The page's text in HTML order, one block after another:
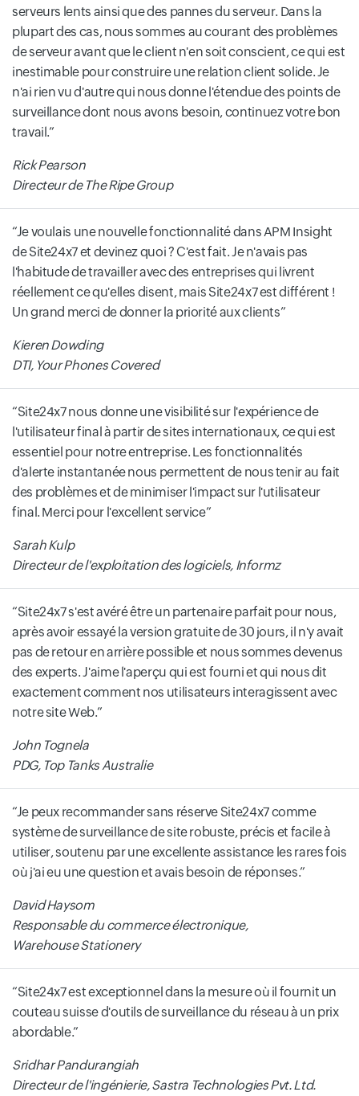
serveurs lents ainsi que des pannes du serveur. Dans la
plupart des cas, nous sommes au courant des problèmes
de serveur avant que le client n'en soit conscient, ce qui est
inestimable pour construire une relation client solide. Je
n'ai rien vu d'autre qui nous donne l'étendue des points de
surveillance dont nous avons besoin, continuez votre bon
travail.
Rick Pearson
Directeur de The Ripe Group
Je voulais une nouvelle fonctionnalité dans APM Insight
de Site24x7 et devinez quoi ? C'est fait. Je n'avais pas
l'habitude de travailler avec des entreprises qui livrent
réellement ce qu'elles disent, mais Site24x7 est différent !
Un grand merci de donner la priorité aux clients
Kieren Dowding
DTI, Your Phones Covered
Site24x7 nous donne une visibilité sur l'expérience de
l'utilisateur final à partir de sites internationaux, ce qui est
essentiel pour notre entreprise. Les fonctionnalités
d'alerte instantanée nous permettent de nous tenir au fait
des problèmes et de minimiser l'impact sur l'utilisateur
final. Merci pour l'excellent service
Sarah Kulp
Directeur de l'exploitation des logiciels, Informz
Site24x7 s'est avéré être un partenaire parfait pour nous,
après avoir essayé la version gratuite de 30 jours, il n'y avait
pas de retour en arrière possible et nous sommes devenus
des experts. J'aime l'aperçu qui est fourni et qui nous dit
exactement comment nos utilisateurs interagissent avec
notre site Web.
John Tognela
PDG, Top Tanks Australie
Je peux recommander sans réserve Site24x7 comme
système de surveillance de site robuste, précis et facile à
utiliser, soutenu par une excellente assistance les rares fois
où j'ai eu une question et avais besoin de réponses.
David Haysom
Responsable du commerce électronique,
Warehouse Stationery
Site24x7 est exceptionnel dans la mesure où il fournit un
couteau suisse d'outils de surveillance du réseau à un prix
abordable.
Sridhar Pandurangiah
Directeur de l'ingénierie, Sastra Technologies Pvt. Ltd.